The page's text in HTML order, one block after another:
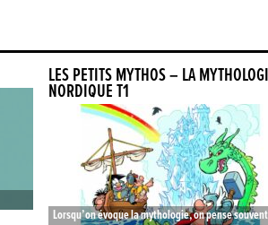
LES PETITS MYTHOS – LA
NORDIQUE T1
Lorsqu’on évoque la mythologie, on pense